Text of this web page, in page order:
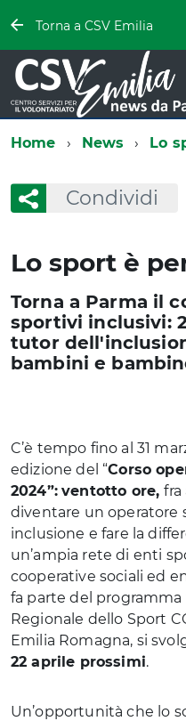
Torna a CSV Emilia
Home News Lo
Lo sport è
Torna a Parma il
sportivi inclusivi:
tutor
bambini e
Condividi
C’è tempo fino al 31
edizione del “Corso
2024”: ventotto ore,fra
diventare un operatore
inclusione e fare la
un’ampia rete di enti
cooperative sociali ed
fa parte del
Regionale dello Sport
Emilia Romagna, si
22 aprile prossimi.
Un’opportunità che lo